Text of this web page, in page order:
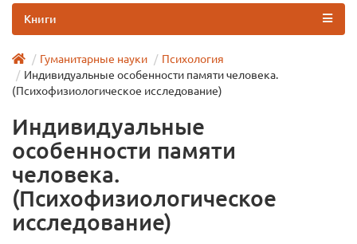
Книги
Гуманитарные науки
Психология
Индивидуальные особенности памяти человека.
(Психофизиологическое исследование)
Индивидуальные
особенности памяти
человека.
(Психофизиологическое
исследование)